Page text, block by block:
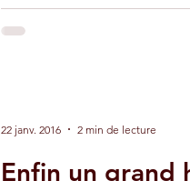
Enfin un grand
22 janv. 2016 2 min de lecture